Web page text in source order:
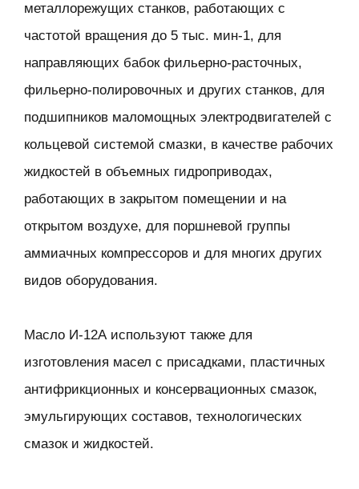
металлорежущих станков, работающих с
частотой вращения до 5 тыс. мин-1, для
направляющих бабок фильерно-расточных,
фильерно-полировочных и других станков, для
подшипников маломощных электродвигателей с
кольцевой системой смазки, в качестве рабочих
жидкостей в объемных гидроприводах,
работающих в закрытом помещении и на
открытом воздухе, для поршневой группы
аммиачных компрессоров и для многих других
видов оборудования.
Масло И-12А используют также для
изготовления масел с присадками, пластичных
антифрикционных и консервационных смазок,
эмульгирующих составов, технологических
смазок и жидкостей.